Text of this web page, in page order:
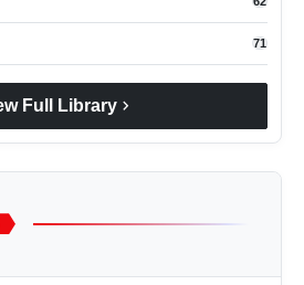
71
Full Library chevron_right